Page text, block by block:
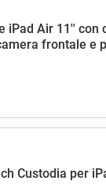
iPad Air 11'' con
frontale e
Custodia per